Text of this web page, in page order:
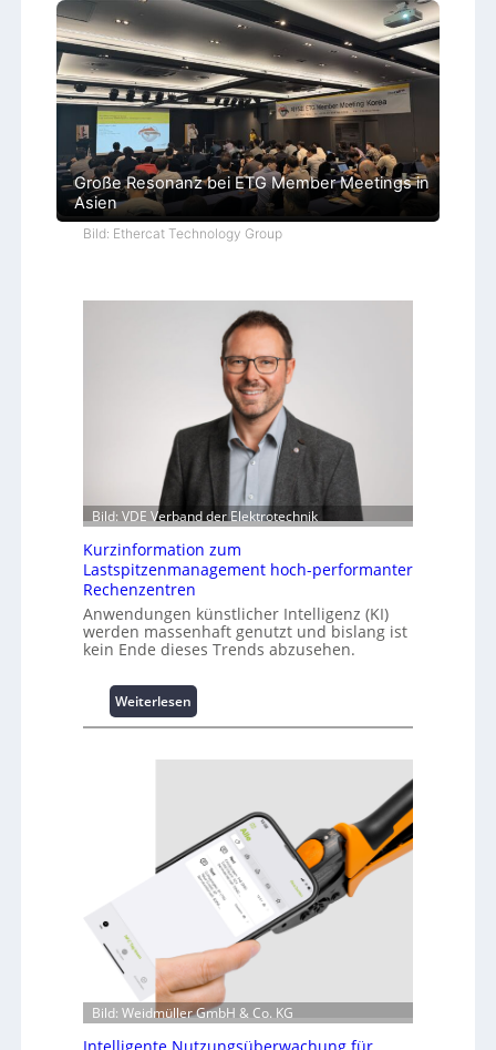
Große Resonanz bei ETG Member Meetings in
Asien
Bild: Ethercat Technology Group
Bild: VDE Verband der Elektrotechnik
Kurzinformation zum
Lastspitzenmanagement hoch-performanter
Rechenzentren
Anwendungen künstlicher Intelligenz (KI)
werden massenhaft genutzt und bislang ist
kein Ende dieses Trends abzusehen.
Weiterlesen:
K
r
f
t
i
o
n
z
Bild: Weidmüller GmbH & Co. KG